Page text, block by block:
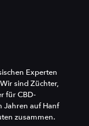
Experten
sind Züchter,
für CBD-
Jahren auf Hanf
zusammen.